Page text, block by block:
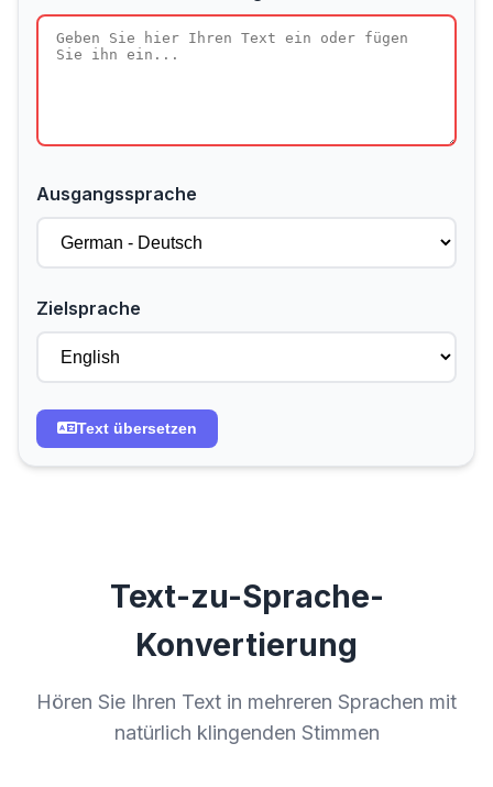
Ausgangssprache
Zielsprache
Text übersetzen
Text-zu-Sprache-
Konvertierung
Hören Sie Ihren Text in mehreren Sprachen mit
natürlich klingenden Stimmen